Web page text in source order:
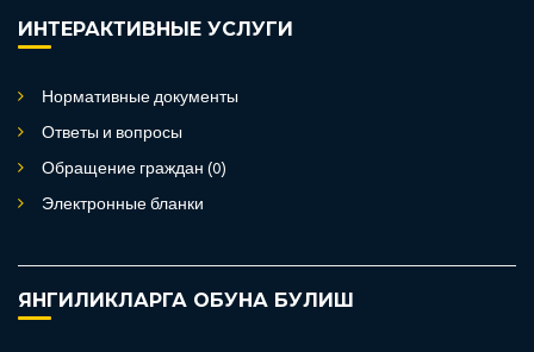
ИНТЕРАКТИВНЫЕ УСЛУГИ
Нормативные документы
Ответы и вопросы
Обращение граждан (0)
Электронные бланки
ЯНГИЛИКЛАРГА ОБУНА БУЛИШ